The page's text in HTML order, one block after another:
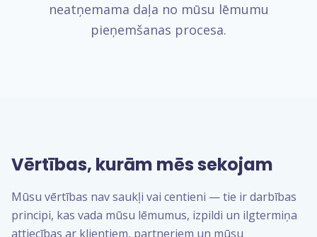
neatņemama daļa no mūsu lēmumu
pieņemšanas procesa.
Vērtības, kurām mēs sekojam
Mūsu vērtības nav saukļi vai centieni — tie ir darbības
principi, kas vada mūsu lēmumus, izpildi un ilgtermiņa
attiecības ar klientiem, partneriem un mūsu